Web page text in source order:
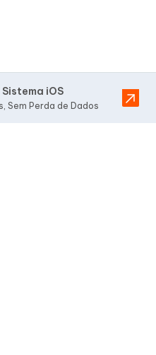
iOS
Sem Perda de Dados